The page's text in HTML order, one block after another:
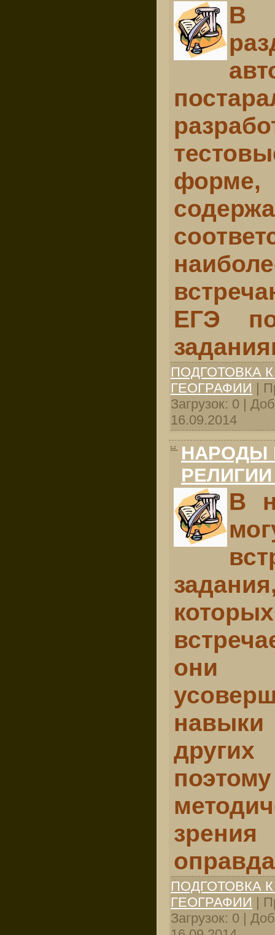
В
ЕГЭ
ПОДГОТОВКА
ГЕОГРАФИИ |
Загрузок: 0 |
16.09.2014
НАРОДЫ
В
они
ПОДГОТОВКА
ГЕОГРАФИИ |
Загрузок: 0 |